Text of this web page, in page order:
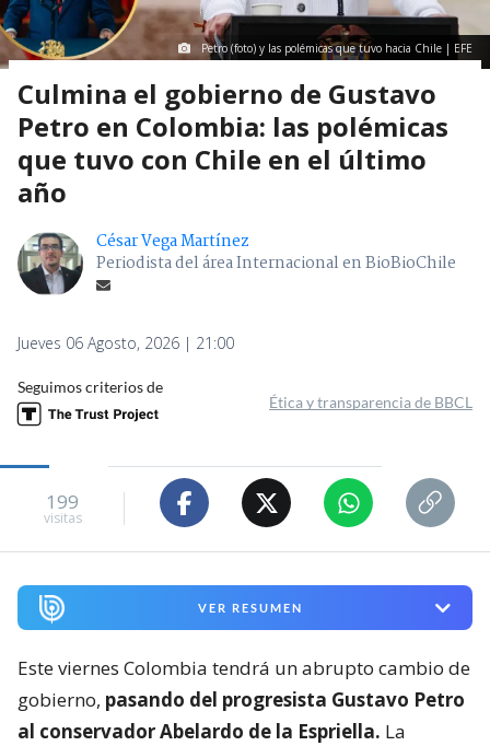
Petro (foto) y las polémicas que tuvo hacia Chile | EFE
Culmina el gobierno de Gustavo
Petro en Colombia: las polémicas
que tuvo con Chile en el último
año
César Vega Martínez
Periodista del área Internacional en BioBioChile
Jueves 06 Agosto, 2026 | 21:00
Seguimos criterios de
Ética y transparencia de BBCL
199
visitas
VER RESUMEN
Este viernes Colombia tendrá un abrupto cambio de
gobierno, pasando del progresista Gustavo Petro
al conservador Abelardo de la Espriella. La